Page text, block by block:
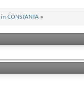
CONSTANTA »